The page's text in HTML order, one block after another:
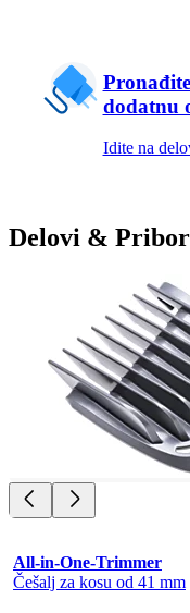
dodatnu
Idite na
Delovi & Pribor
All-in-One-Trimmer
Češalj za kosu od 41 mm